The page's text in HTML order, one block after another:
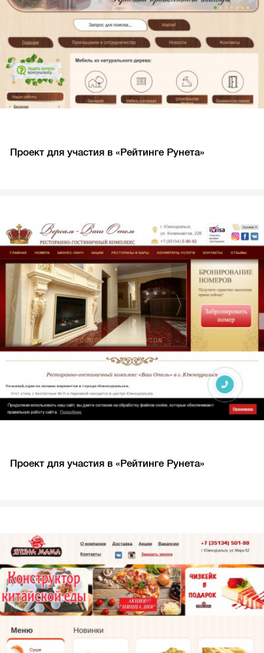
Проект для участия в «Рейтинге Рунета»
Проект для участия в «Рейтинге Рунета»